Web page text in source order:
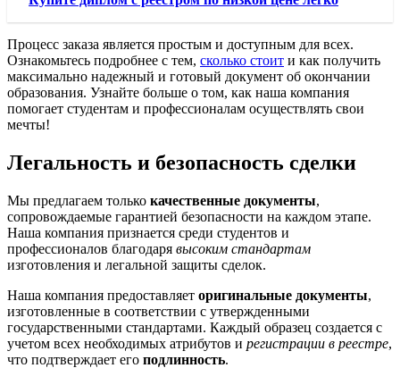
Процесс заказа является простым и доступным для всех.
Ознакомьтесь подробнее с тем, сколько стоит и как получить
максимально надежный и готовый документ об окончании
образования. Узнайте больше о том, как наша компания
помогает студентам и профессионалам осуществлять свои
мечты!
Легальность и безопасность сделки
Мы предлагаем только качественные документы,
сопровождаемые гарантией безопасности на каждом этапе.
Наша компания признается среди студентов и
профессионалов благодаря высоким стандартам
изготовления и легальной защиты сделок.
Наша компания предоставляет оригинальные документы,
изготовленные в соответствии с утвержденными
государственными стандартами. Каждый образец создается с
учетом всех необходимых атрибутов и регистрации в реестре,
что подтверждает его подлинность.